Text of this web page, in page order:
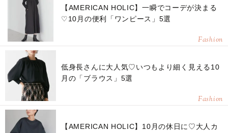
【AMERICAN HOLIC】一瞬でコーデが決まる
♡10月の便利「ワンピース」5選
Fashion
低身長さんに大人気♡いつもより細く見える10
月の「ブラウス」5選
Fashion
【AMERICAN HOLIC】10月の休日に♡大人カ